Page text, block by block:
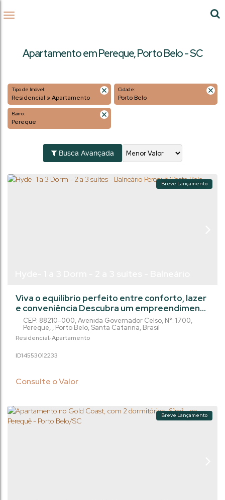
Apartamento em Pereque, Porto Belo - SC
Tipo de Imóvel:
Residencial » Apartamento
Cidade:
Porto Belo
Bairro:
Pereque
Busca Avançada
Breve Lançamento
Residencial Apartamento
Consulte o Valor
2233
1455301
CEP: 88210-000,Avenida Governador Celso, N°: 1700,
Pereque , Porto Belo, Santa Catarina, Brasil
Viva o equilíbrio perfeito entre conforto, lazer
e conveniência Descubra um empreendimento
moderno, pensado para oferecer bem-estar e
qualidade de vida em cada detalhe. Com 32
pavimentos, com opções de 1 a 3 dormitórios,
projeto se adapta ao seu estilo de vida, seja
são amplos, bem distribuídos e...
Breve Lançamento